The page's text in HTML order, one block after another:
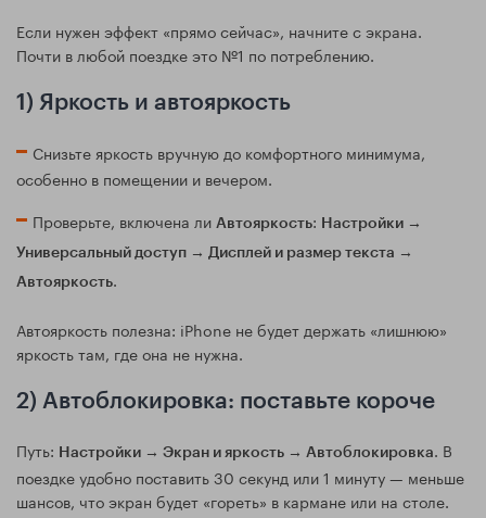
Если нужен эффект «прямо сейчас», начните с экрана.
Почти в любой поездке это №1 по потреблению.
1) Яркость и автояркость
Снизьте яркость вручную до комфортного минимума,
особенно в помещении и вечером.
Проверьте, включена ли Автояркость: Настройки →
Универсальный доступ → Дисплей и размер текста →
Автояркость.
Автояркость полезна: iPhone не будет держать «лишнюю»
яркость там, где она не нужна.
2) Автоблокировка: поставьте короче
Путь: Настройки → Экран и яркость → Автоблокировка. В
поездке удобно поставить 30 секунд или 1 минуту — меньше
шансов, что экран будет «гореть» в кармане или на столе.